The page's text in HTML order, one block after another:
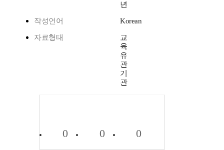
년
작성언어 Korean
자료형태
교
육
유
관
기
관
0 0 0